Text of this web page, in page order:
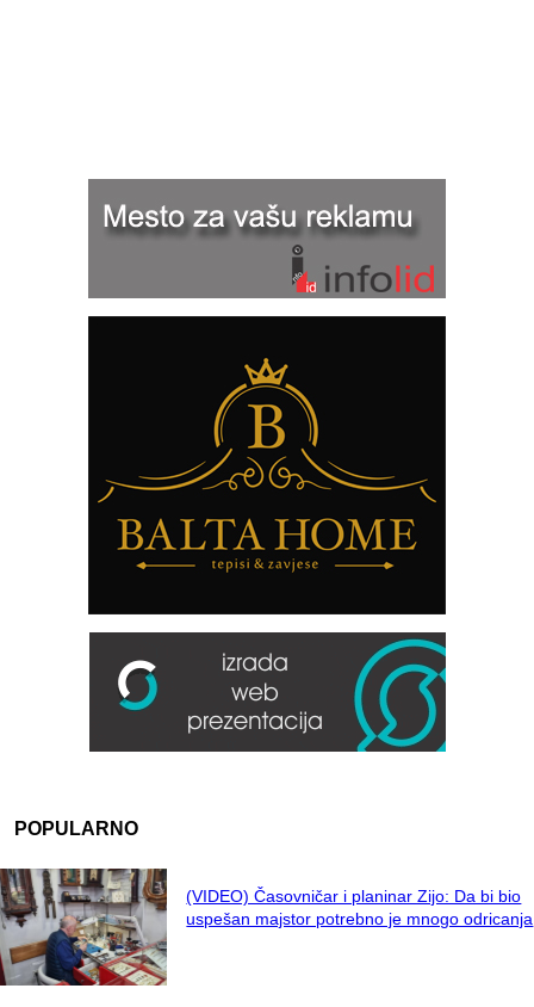
POPULARNO
(VIDEO) Časovničar i planinar Zijo: Da bi bio
uspešan majstor potrebno je mnogo odricanja